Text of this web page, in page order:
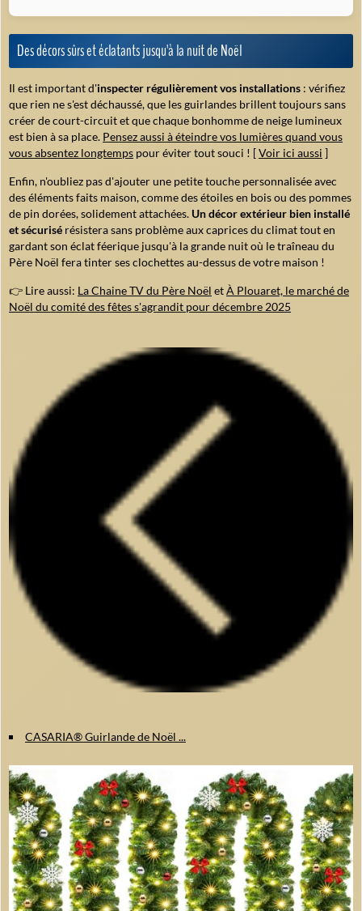
Des décors sûrs et éclatants jusqu'à la nuit de Noël
Il est important d'inspecter régulièrement vos installations : vérifiez
que rien ne s'est déchaussé, que les guirlandes brillent toujours sans
créer de court-circuit et que chaque bonhomme de neige lumineux
est bien à sa place. Pensez aussi à éteindre vos lumières quand vous
vous absentez longtemps pour éviter tout souci ! [Voir ici aussi ]
Enfin, n'oubliez pas d'ajouter une petite touche personnalisée avec
des éléments faits maison, comme des étoiles en bois ou des pommes
de pin dorées, solidement attachées. Un décor extérieur bien installé
et sécurisé résistera sans problème aux caprices du climat tout en
gardant son éclat féerique jusqu'à la grande nuit où le traîneau du
Père Noël fera tinter ses clochettes au-dessus de votre maison !
👉 Lire aussi: La Chaine TV du Père Noël etÀ Plouaret, le marché de
Noël du comité des fêtes s'agrandit pour décembre 2025
CASARIA® Guirlande de Noël ...